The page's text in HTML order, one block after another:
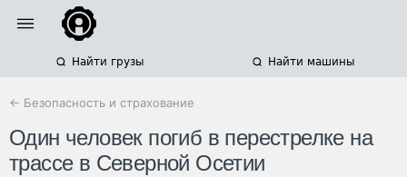
Найти грузы Найти машины
← Безопасность и страхование
Один человек погиб в перестрелке на
трассе в Северной Осетии